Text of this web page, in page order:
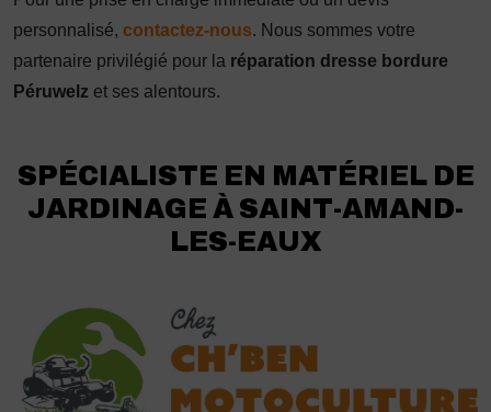
personnalisé, contactez-nous. Nous sommes votre
partenaire privilégié pour la réparation dresse bordure
Péruwelz et ses alentours.
SPÉCIALISTE EN MATÉRIEL DE
JARDINAGE À SAINT-AMAND-
LES-EAUX